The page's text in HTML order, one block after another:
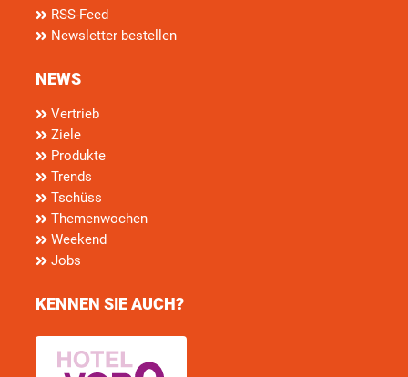
RSS-Feed
Newsletter bestellen
NEWS
Vertrieb
Ziele
Produkte
Trends
Tschüss
Themenwochen
Weekend
Jobs
KENNEN SIE AUCH?